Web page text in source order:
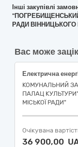
Інші закупівлі
РАДИ ВІННИЦЬКОГО
Вас може
Електрична
КОМУНАЛЬНИЙ
ПАЛАЦ
МІСЬКОЇ РАДИ"
Очікувана
36 900,00